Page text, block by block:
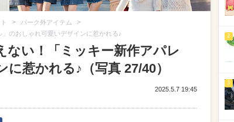
> パーク外アイテム >
のおしゃれ可愛いデザインに惹かれる♪
ない！「ミッキー新作アパレ
惹かれる♪（写真 27/40）
2025.5.7 19:45
2
3